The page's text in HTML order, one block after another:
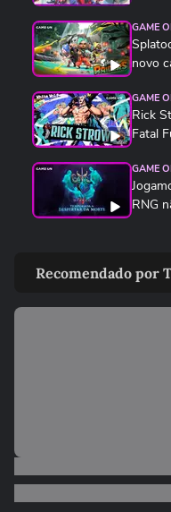
GAME
novo
GAME
Rick
Fatal
GAME
RNG
GAME
edição
Recomendado por